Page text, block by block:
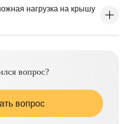
нагрузка на крышу
вопрос?
вопрос